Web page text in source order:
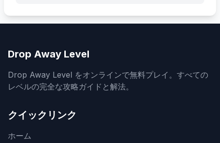
Drop Away Level
Drop Away Level をオンラインで無料プレイ。すべての
レベルの完全な攻略ガイドと解法。
クイックリンク
ホーム